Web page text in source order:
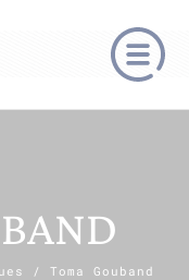
/ Toma Gouband